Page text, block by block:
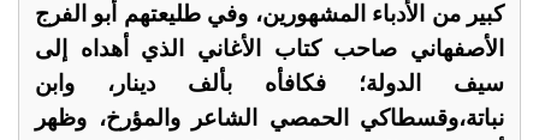
كبير من الأدباء المشهورين، وفي طليعتهم أبو الفرج
الأصفهاني صاحب كتاب الأغاني الذي أهداه إلى
سيف الدولة؛ فكافأه بألف دينار، وابن
نباتة،وقسطاكي الحمصي الشاعر والمؤرخ، وظهر